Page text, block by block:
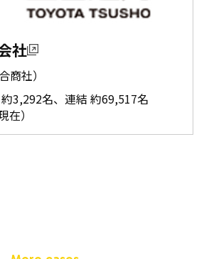
社
商社）
3,292名、連結 約69,517名
在）